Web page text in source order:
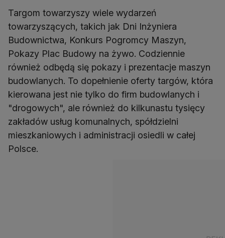
Targom towarzyszy wiele wydarzeń
towarzyszących, takich jak Dni Inżyniera
Budownictwa, Konkurs Pogromcy Maszyn,
Pokazy Plac Budowy na żywo. Codziennie
również odbędą się pokazy i prezentacje maszyn
budowlanych. To dopełnienie oferty targów, która
kierowana jest nie tylko do firm budowlanych i
"drogowych", ale również do kilkunastu tysięcy
zakładów usług komunalnych, spółdzielni
mieszkaniowych i administracji osiedli w całej
Polsce.